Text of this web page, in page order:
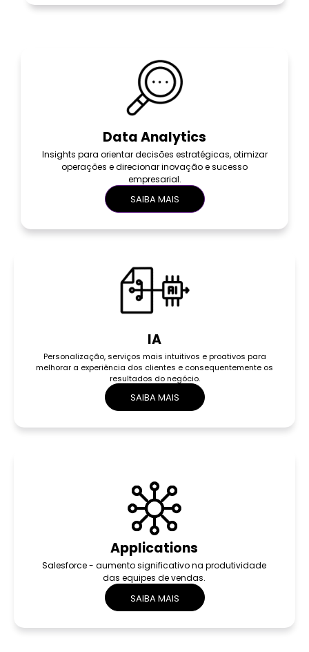
Data Analytics
Insights para orientar decisões estratégicas, otimizar
operações e direcionar inovação e sucesso
empresarial.
SAIBA MAIS
IA
Personalização, serviços mais intuitivos e proativos para
melhorar a experiência dos clientes e consequentemente os
resultados do negócio.
SAIBA MAIS
Applications
Salesforce - aumento significativo na produtividade
das equipes de vendas.
SAIBA MAIS